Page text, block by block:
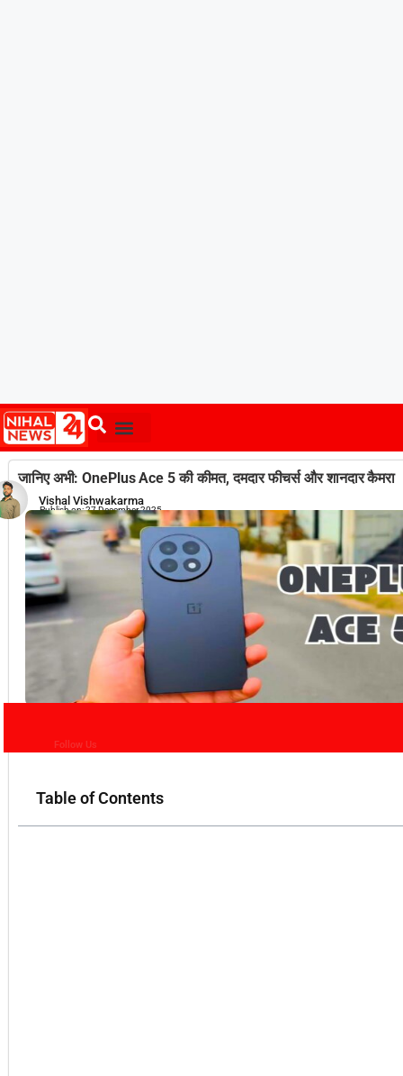
जानिए अभी: OnePlus Ace 5 की कीमत, दमदार फीचर्स और शानदार कैमरा
Vishal Vishwakarma
Publish on:27 December 2025
Follow Us
Table of Contents